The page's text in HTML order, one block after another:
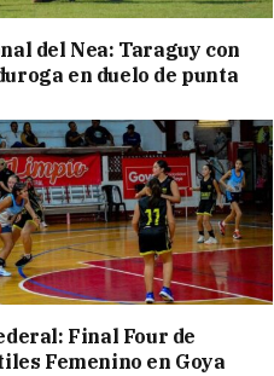
del Nea: Taraguy con
en duelo de punta
Final Four de
Femenino en Goya